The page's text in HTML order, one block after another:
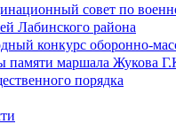
совет по
Лабинского района
конкурс оборонно-
памяти маршала Жукова
порядка